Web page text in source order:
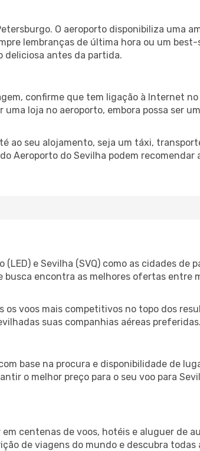
O aeroporto disponibiliza uma
lembranças de última hora ou um best-
deliciosa antes da partida.
confirme que tem ligação à Internet
loja no aeroporto, embora possa ser
ao seu alojamento, seja um táxi,
Aeroporto do Sevilha podem recomendar
e Sevilha (SVQ) como as cidades de
busca encontra as melhores ofertas entre
os voos mais competitivos no topo dos
suas companhias aéreas preferidas.
base na procura e disponibilidade de
o melhor preço para o seu voo para
centenas de voos, hotéis e aluguer de
de viagens do mundo e descubra todas